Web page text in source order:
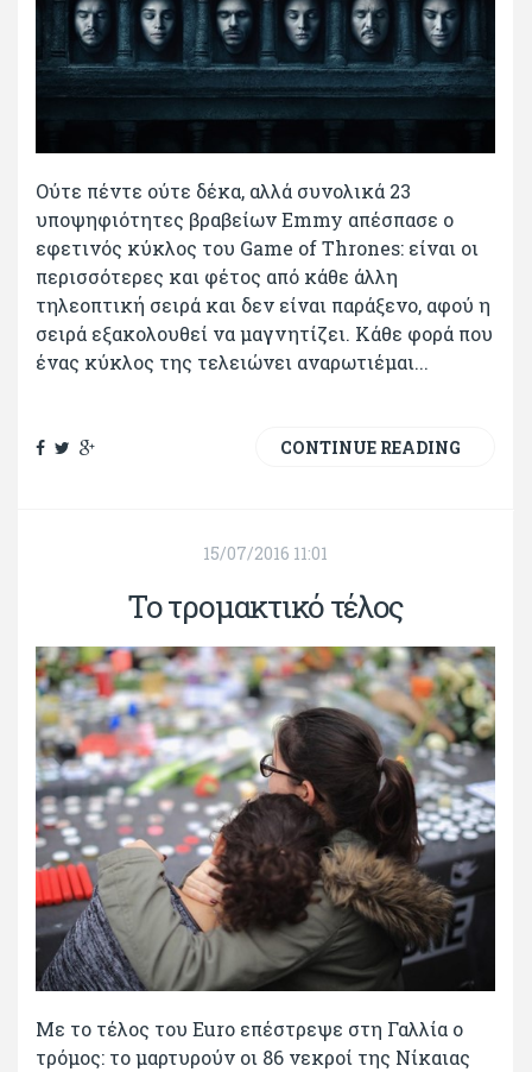
Ούτε πέντε ούτε δέκα, αλλά συνολικά 23
υποψηφιότητες βραβείων Εmmy απέσπασε ο
εφετινός κύκλος του Game of Thrones: είναι οι
περισσότερες και φέτος από κάθε άλλη
τηλεοπτική σειρά και δεν είναι παράξενο, αφού η
σειρά εξακολουθεί να μαγνητίζει. Κάθε φορά που
ένας κύκλος της τελειώνει αναρωτιέμαι...
CONTINUE READING
15/07/2016 11:01
Το τρομακτικό τέλος
Με το τέλος του Euro επέστρεψε στη Γαλλία ο
τρόμος: το μαρτυρούν οι 86 νεκροί της Νίκαιας